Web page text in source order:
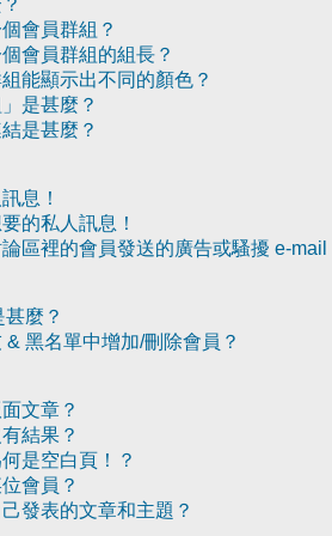
會員群組？
會員群組的組長？
能顯示出不同的顏色？
是甚麼？
是甚麼？
息！
的私人訊息！
區裡的會員發送的廣告或騷擾 e-mail
麼？
黑名單中增加/刪除會員？
文章？
結果？
是空白頁！？
會員？
發表的文章和主題？